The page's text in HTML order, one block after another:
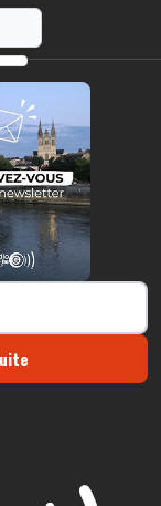
https://radio-g.fr?19313